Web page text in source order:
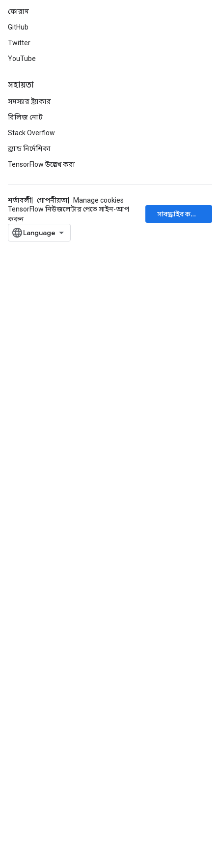
ফোরাম
GitHub
Twitter
YouTube
সহায়তা
সমস্যার ট্র্যাকার
রিলিজ নোট
Stack Overflow
ব্র্যান্ড নির্দেশিকা
TensorFlow উল্লেখ করা
শর্তাবলী গোপনীয়তা
Manage cookies
TensorFlow নিউজলেটার পেতে সাইন-আপ
করুন
সাবস্ক্রাইব করুন